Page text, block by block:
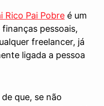
Rico Pai Pobre é um
pessoais,
freelancer, já
ligada a pessoa
que, se não